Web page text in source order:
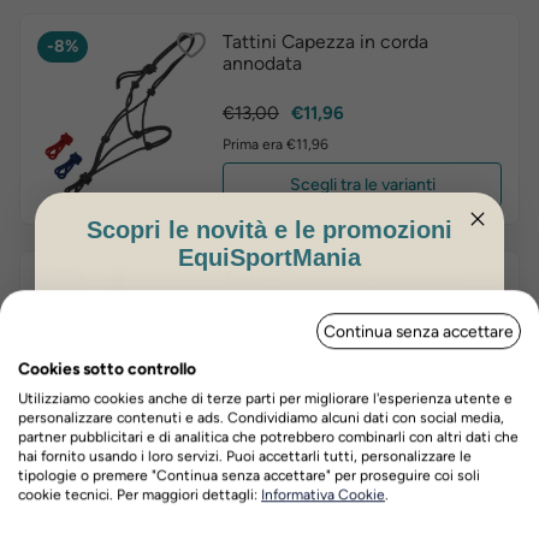
-8%
Tattini Capezza in corda
annodata
Prezzo
€13,00 Prezzo
€11,96
Prima era €11,96
Scegli tra le varianti
Prezzo
€35,88
Scegli tra le varianti
Continua senza accettare
Cookies sotto controllo
Utilizziamo cookies anche di terze parti per migliorare l'esperienza utente e
personalizzare contenuti e ads. Condividiamo alcuni dati con social media,
partner pubblicitari e di analitica che potrebbero combinarli con altri dati che
hai fornito usando i loro servizi. Puoi accettarli tutti, personalizzare le
tipologie o premere "Continua senza accettare" per proseguire coi soli
cookie tecnici. Per maggiori dettagli: Informativa Cookie.
Scopri le novità e le promozioni
EquiSportMania
ISCRIVITI PER OTTENERE IL 5%
DI SCONTO
Nome Cognome